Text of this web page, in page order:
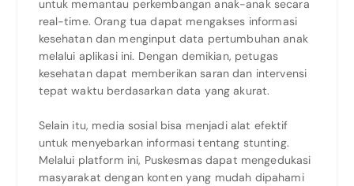
untuk memantau perkembangan anak-anak secara
real-time. Orang tua dapat mengakses informasi
kesehatan dan menginput data pertumbuhan anak
melalui aplikasi ini. Dengan demikian, petugas
kesehatan dapat memberikan saran dan intervensi
tepat waktu berdasarkan data yang akurat.
Selain itu, media sosial bisa menjadi alat efektif
untuk menyebarkan informasi tentang stunting.
Melalui platform ini, Puskesmas dapat mengedukasi
masyarakat dengan konten yang mudah dipahami